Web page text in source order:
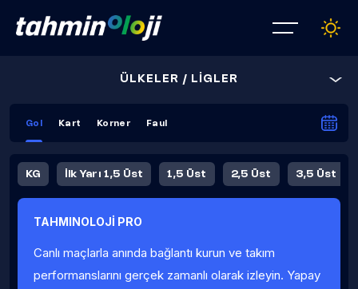
ÜLKELER / LİGLER
Gol Kart Korner Faul
KG İlk Yarı 1,5 Üst 1,5 Üst 2,5 Üst 3,5 Üst
Fauller Ortalama
TAHMINOLOJİ PRO
Canlı maçlarla anında bağlantı kurun ve takım
performanslarını gerçek zamanlı olarak izleyin. Yapay